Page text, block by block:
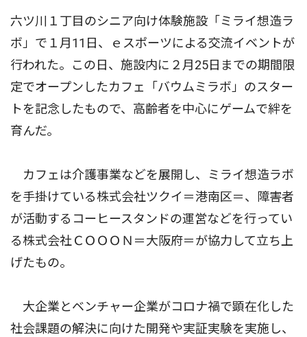
六ツ川１丁目のシニア向け体験施設「ミライ想造ラ
ボ」で１月11日、ｅスポーツによる交流イベントが
行われた。この日、施設内に２月25日までの期間限
定でオープンしたカフェ「バウムミラボ」のスター
トを記念したもので、高齢者を中心にゲームで絆を
育んだ。
カフェは介護事業などを展開し、ミライ想造ラボ
を手掛けている株式会社ツクイ＝港南区＝、障害者
が活動するコーヒースタンドの運営などを行ってい
る株式会社ＣＯＯＯＮ＝大阪府＝が協力して立ち上
げたもの。
大企業とベンチャー企業がコロナ禍で顕在化した
社会課題の解決に向けた開発や実証実験を実施し、